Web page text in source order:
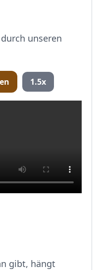
unseren
1.5x
gibt, hängt